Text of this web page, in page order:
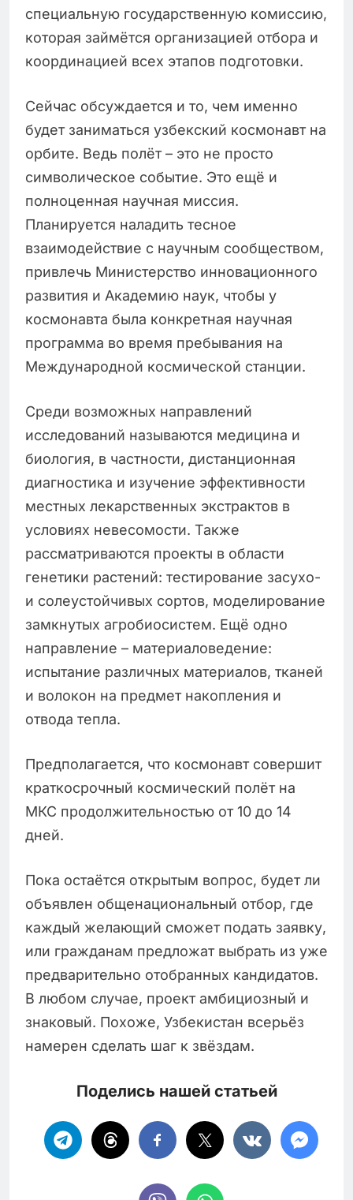
специальную государственную комиссию,
которая займётся организацией отбора и
координацией всех этапов подготовки.
Сейчас обсуждается и то, чем именно
будет заниматься узбекский космонавт на
орбите. Ведь полёт – это не просто
символическое событие. Это ещё и
полноценная научная миссия.
Планируется наладить тесное
взаимодействие с научным сообществом,
привлечь Министерство инновационного
развития и Академию наук, чтобы у
космонавта была конкретная научная
программа во время пребывания на
Международной космической станции.
Среди возможных направлений
исследований называются медицина и
биология, в частности, дистанционная
диагностика и изучение эффективности
местных лекарственных экстрактов в
условиях невесомости. Также
рассматриваются проекты в области
генетики растений: тестирование засухо-
и солеустойчивых сортов, моделирование
замкнутых агробиосистем. Ещё одно
направление – материаловедение:
испытание различных материалов, тканей
и волокон на предмет накопления и
отвода тепла.
Предполагается, что космонавт совершит
краткосрочный космический полёт на
МКС продолжительностью от 10 до 14
дней.
Пока остаётся открытым вопрос, будет ли
объявлен общенациональный отбор, где
каждый желающий сможет подать заявку,
или гражданам предложат выбрать из уже
предварительно отобранных кандидатов.
В любом случае, проект амбициозный и
знаковый. Похоже, Узбекистан всерьёз
намерен сделать шаг к звёздам.
Поделись нашей статьей